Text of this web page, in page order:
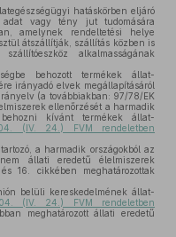
hatáskörben eljáró
adat vagy tény jut tudomására
amelynek rendeltetési helye
átszállítják, szállítás közben is
alkalmasságának
behozott termékek állat-
irányadó elvek megállapításáról
(a továbbiakban: 97/78/EK
ellenőrzését a harmadik
kívánt termékek állat-
(IV. 24.) FVM rendeletben
a harmadik országokból az
állati eredetű élelmiszerek
16. cikkében meghatározottak
belüli kereskedelmének állat-
(IV. 24.) FVM rendeletben
meghatározott állati eredetű